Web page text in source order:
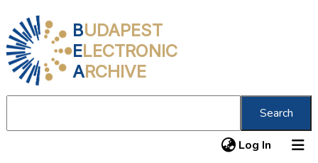
BUDAPEST
ELECTRONIC
ARCHIVE
Search
Log In (current)